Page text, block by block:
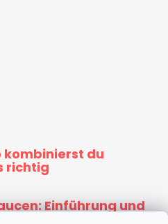
kombinierst du
richtig
Einführung und